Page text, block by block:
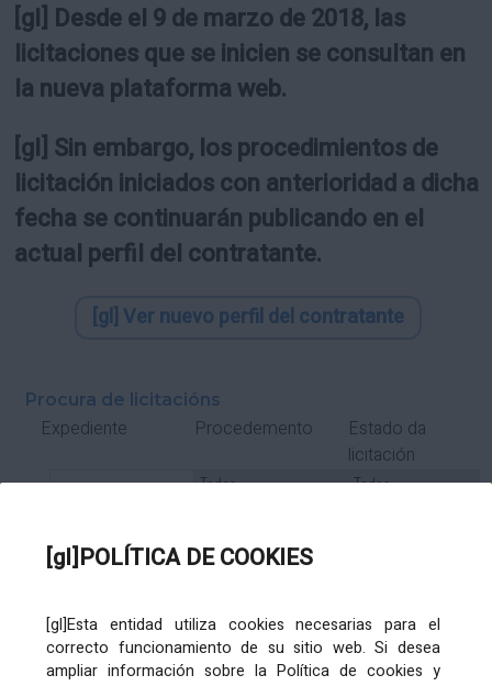
[gl]POLÍTICA DE COOKIES
[gl]Esta entidad utiliza cookies necesarias para el
correcto funcionamiento de su sitio web. Si desea
ampliar información sobre la Política de cookies y
UTILIDADES
[gl] Desde el 9 de marzo de 2018, las
licitaciones que se inicien se consultan en
la nueva plataforma web.
[gl] Sin embargo, los procedimientos de
licitación iniciados con anterioridad a dicha
fecha se continuarán publicando en el
actual perfil del contratante.
[gl] Ver nuevo perfil del contratante
Procura de licitacións
Expediente Procedemento
Estado da
licitación
Subcontrato Tramitación
Órgano de contratación Título